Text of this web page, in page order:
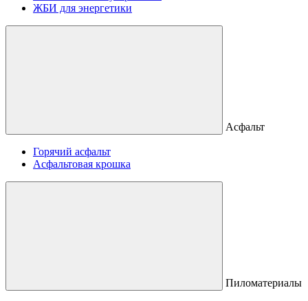
ЖБИ для энергетики
Асфальт
Горячий асфальт
Асфальтовая крошка
Пиломатериалы